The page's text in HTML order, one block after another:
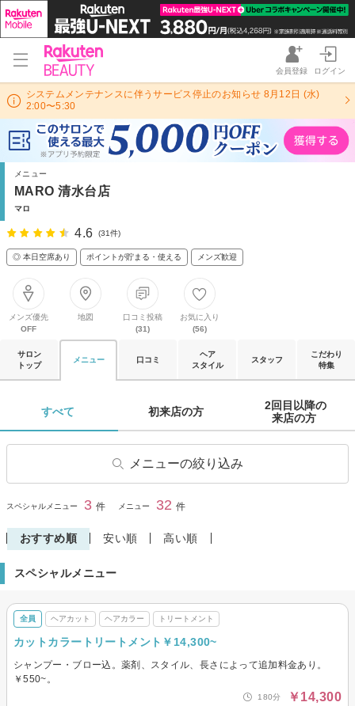
会員登録 ログイン
システムメンテナンスに伴うサービス停止のお知らせ 8月12日 (水)
2:00〜5:30
メニュー
MARO 清水台店
マロ
4.6 (31件)
◎ 本日空席あり ポイントが貯まる・使える メンズ歓迎
メンズ優先
OFF
地図
口コミ投稿
(31)
お気に入り
(56)
サロン
トップ
メニュー 口コミ
ヘア
スタイル
スタッフ
こだわり
特集
すべて 初来店の方
2回目以降の
来店の方
メニューの絞り込み
ヘアカット
デジタルパーマ
トリートメント
閉じる
スペシャルメニュー 3 件 メニュー 32 件
おすすめ順 安い順 高い順
スペシャルメニュー
全員 ヘアカット ヘアカラー トリートメント
カットカラートリートメント￥14,300~
シャンプー・ブロー込。薬剤、スタイル、長さによって追加料金あり。
￥550~。
180分 ￥14,300